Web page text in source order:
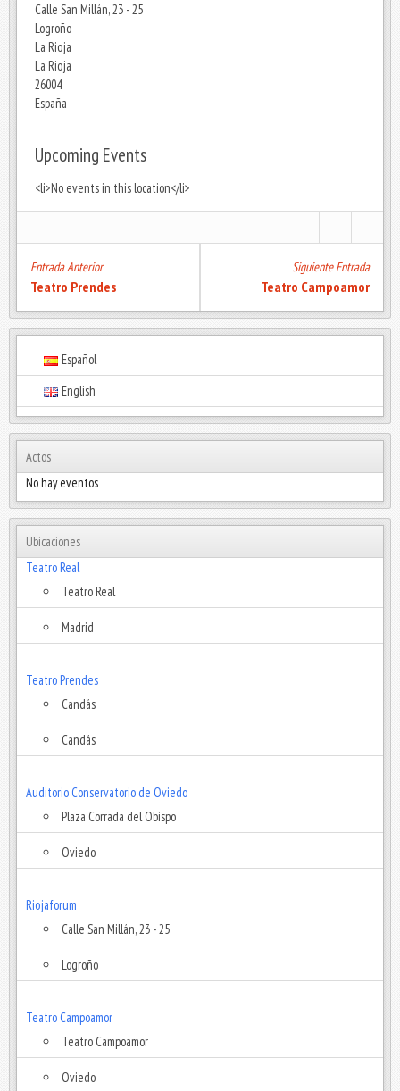
Calle San Millán, 23 - 25
Logroño
La Rioja
La Rioja
26004
España
Upcoming Events
<li>No events in this location</li>
Entrada Anterior
Teatro Prendes
Siguiente Entrada
Teatro Campoamor
Español
English
Actos
No hay eventos
Ubicaciones
Teatro Real
Teatro Real
Madrid
Teatro Prendes
Candás
Candás
Auditorio Conservatorio de Oviedo
Plaza Corrada del Obispo
Oviedo
Riojaforum
Calle San Millán, 23 - 25
Logroño
Teatro Campoamor
Teatro Campoamor
Oviedo